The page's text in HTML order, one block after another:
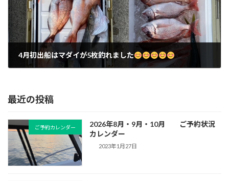
4月初出船はマダイが5枚釣れました
最近の投稿
ご予約カレンダー
2026年8月・9月・10月 ご予約状況
カレンダー
2023年1月27日